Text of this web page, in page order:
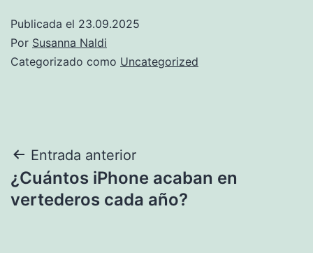
Publicada el 23.09.2025
Por Susanna Naldi
Categorizado como Uncategorized
Post
navigation
Entrada anterior
¿Cuántos iPhone acaban en
vertederos cada año?